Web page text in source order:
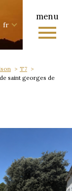
menu
fr
0
Langue
fr
T7
saint georges de